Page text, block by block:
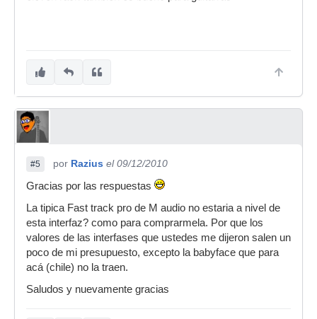
#5 por Razius el 09/12/2010
Gracias por las respuestas
La tipica Fast track pro de M audio no estaria a nivel de
esta interfaz? como para comprarmela. Por que los
valores de las interfases que ustedes me dijeron salen un
poco de mi presupuesto, excepto la babyface que para
acá (chile) no la traen.
Saludos y nuevamente gracias